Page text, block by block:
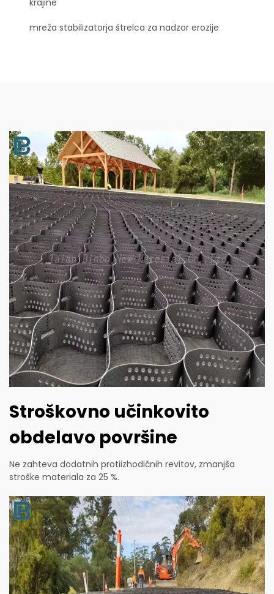
krajine
mreža stabilizatorja štrelca za nadzor erozije
Stroškovno učinkovito
obdelavo površine
Ne zahteva dodatnih protiizhodičnih revitov, zmanjša
stroške materiala za 25 %.